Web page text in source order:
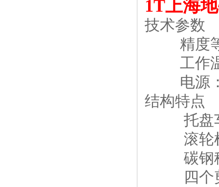
1T上海
技术参数
精度等
工作温
电源：
结构特点
托盘车
滚轮机
碳钢秤
四个剪